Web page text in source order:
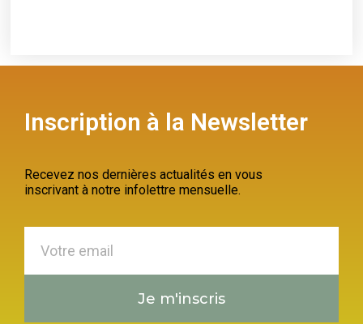
Inscription à la Newsletter
Recevez nos dernières actualités en vous
inscrivant à notre infolettre mensuelle.
Je m'inscris